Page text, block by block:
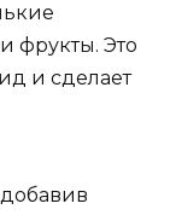
фрукты. Это
и сделает